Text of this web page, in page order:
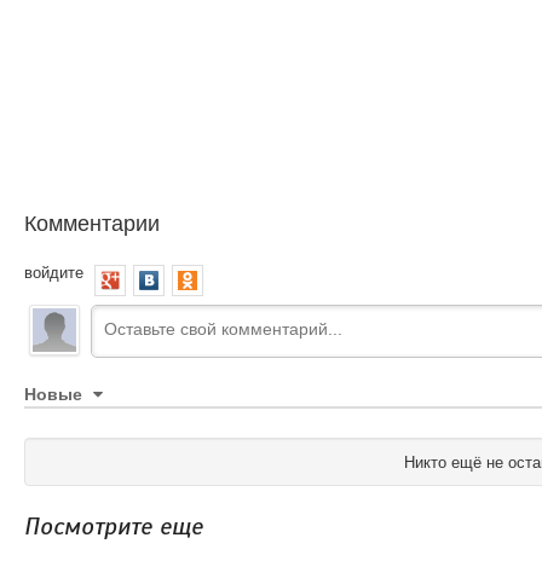
Комментарии
войдите
Новые
Никто ещё не
Посмотрите еще